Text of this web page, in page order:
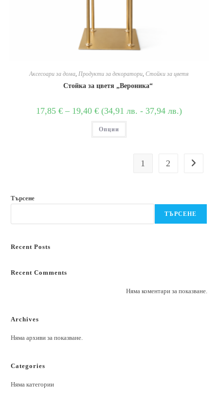
Аксесоари за дома, Продукти за декоратори, Стойки за цветя
Стойка за цветя „Вероника“
17,85 € – 19,40 € (34,91 лв. - 37,94 лв.)
Опции
1 2
Търсене
ТЪРСЕНЕ
Recent Posts
Recent Comments
Няма коментари за показване.
Archives
Няма архиви за показване.
Categories
Няма категории